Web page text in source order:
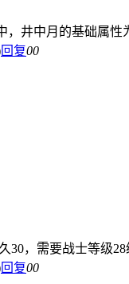
，井中月的基础属性
回复00
30，需要战士等级28
回复00